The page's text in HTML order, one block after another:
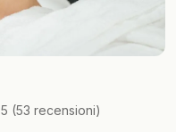
5 (53 recensioni)